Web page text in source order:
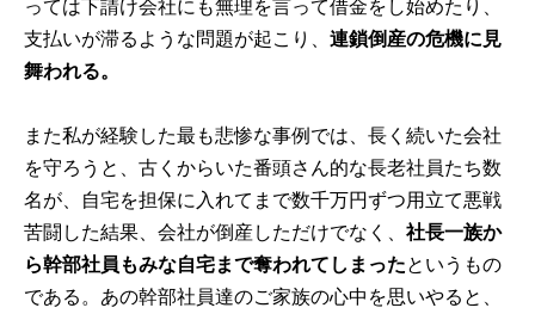
っては下請け会社にも無理を言って借金をし始めたり、
支払いが滞るような問題が起こり、連鎖倒産の危機に見
舞われる。
また私が経験した最も悲惨な事例では、長く続いた会社
を守ろうと、古くからいた番頭さん的な長老社員たち数
名が、自宅を担保に入れてまで数千万円ずつ用立て悪戦
苦闘した結果、会社が倒産しただけでなく、社長一族か
ら幹部社員もみな自宅まで奪われてしまったというもの
である。あの幹部社員達のご家族の心中を思いやると、